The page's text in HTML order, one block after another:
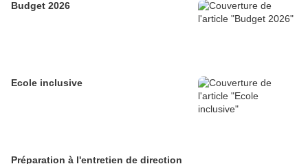
Budget 2026
Ecole inclusive
Préparation à l'entretien de direction